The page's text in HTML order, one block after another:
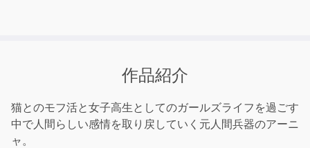
作品紹介
猫とのモフ活と女子高生としてのガールズライフを過ごす
中で人間らしい感情を取り戻していく元人間兵器のアーニ
ャ。